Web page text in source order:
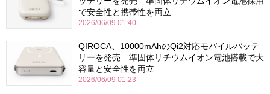
で安全性と携帯性を両立
2026/06/09 01:40
QIROCA、10000mAhのQi2対応モバイルバッテ
リーを発売 準固体リチウムイオン電池搭載で大
容量と安全性を両立
2026/06/09 01:23